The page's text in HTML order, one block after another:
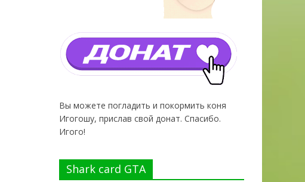
Вы можете погладить и покормить коня
Игогошу, прислав свой донат. Спасибо.
Игого!
Shark card GTA